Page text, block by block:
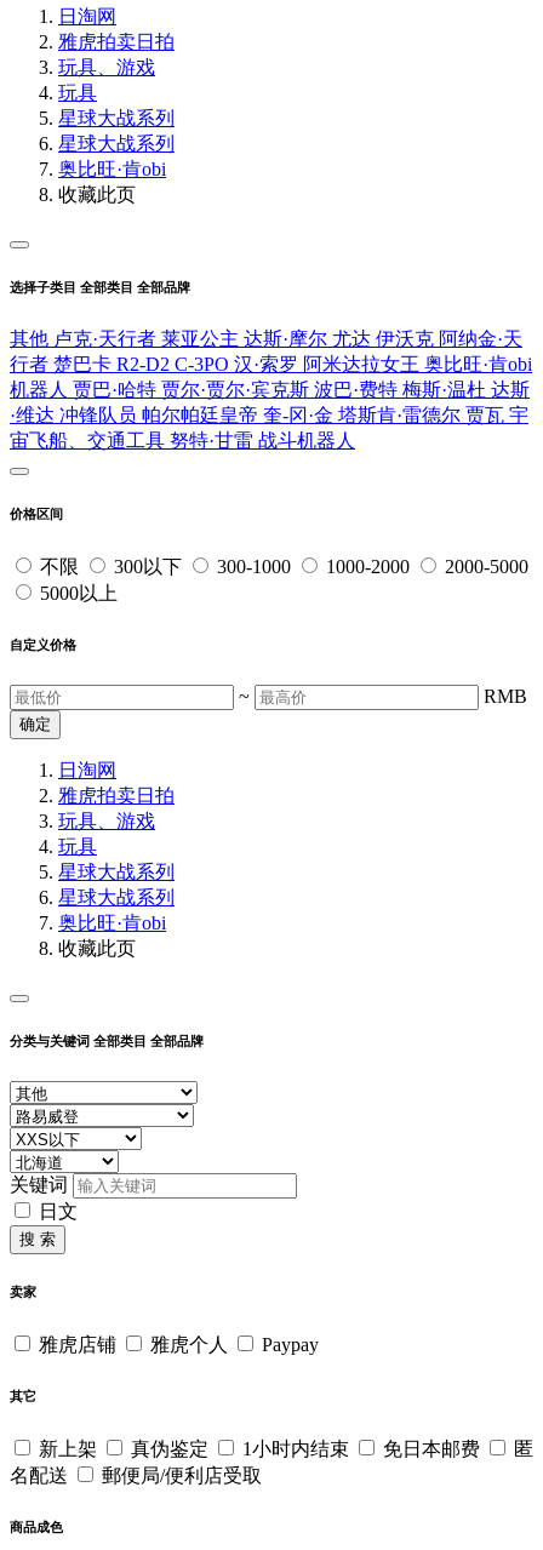
日淘网
雅虎拍卖日拍
玩具、游戏
玩具
星球大战系列
星球大战系列
奥比旺·肯obi
收藏此页
选择子类目 全部类目 全部品牌
其他 卢克·天行者 莱亚公主 达斯·摩尔 尤达 伊沃克 阿纳金·天
行者 楚巴卡 R2-D2 C-3PO 汉·索罗 阿米达拉女王 奥比旺·肯obi
机器人 贾巴·哈特 贾尔·贾尔·宾克斯 波巴·费特 梅斯·温杜 达斯
·维达 冲锋队员 帕尔帕廷皇帝 奎-冈·金 塔斯肯·雷德尔 贾瓦 宇
宙飞船、交通工具 努特·甘雷 战斗机器人
价格区间
不限 300以下 300-1000 1000-2000
2000-5000
5000以上
自定义价格
~ RMB
确定
日淘网
雅虎拍卖日拍
玩具、游戏
玩具
星球大战系列
星球大战系列
奥比旺·肯obi
收藏此页
分类与关键词 全部类目 全部品牌
关键词
日文
搜 索
卖家
雅虎店铺 雅虎个人 Paypay
其它
新上架 真伪鉴定 1小时内结束 免日本邮费
匿
名配送
郵便局/便利店受取
商品成色